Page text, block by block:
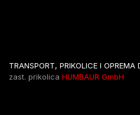
TRANSPORT, PRIKOLICE I OPREMA
zast. prikolica HUMBAUR GmbH